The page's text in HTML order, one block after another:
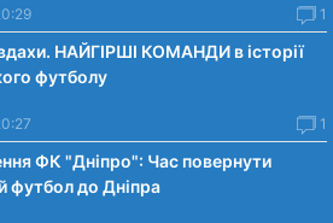
1
НАЙГІРШІ КОМАНДИ в історії
футболу
1
ФК "Дніпро": Час повернути
футбол до Дніпра